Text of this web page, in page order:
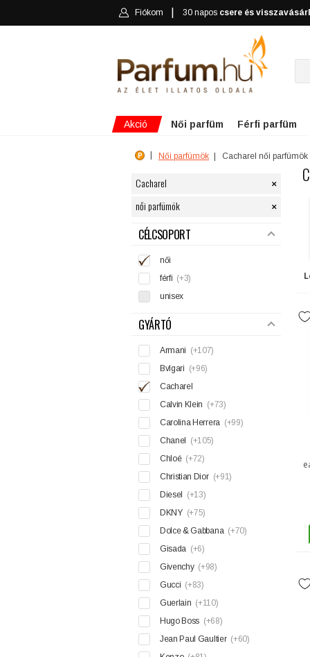
Fiókom 30 napos csere és
Akció Női parfüm Férfi parfüm
Női parfümök Cacharel női parfümök
Cacharel ×
női parfümök ×
SZŰRÉS
CÉLCSOPORT
női
férfi (+3)
unisex
GYÁRTÓ
Armani (+107)
Bvlgari (+96)
Cacharel
Calvin Klein (+73)
Carolina Herrera (+99)
Chanel
(+105)
Chloé (+72)
Christian Dior (+91)
Diesel
(+13)
DKNY (+75)
Dolce & Gabbana (+70)
Gisada (+6)
Givenchy (+98)
Gucci (+83)
Guerlain (+110)
Hugo Boss (+68)
Jean Paul Gaultier (+60)